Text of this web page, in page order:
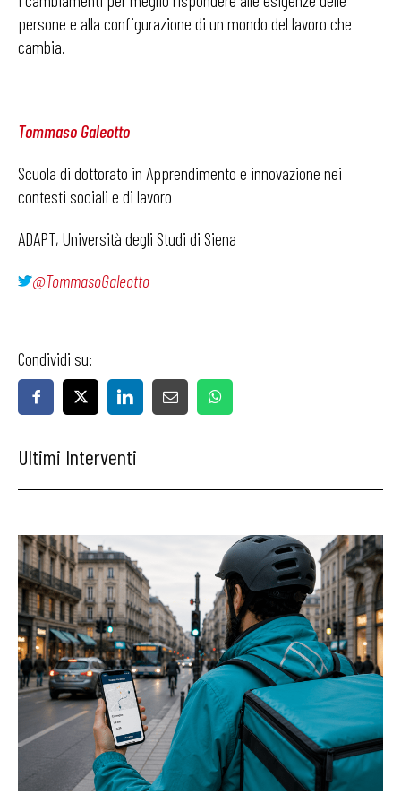
persone e alla configurazione di un mondo del lavoro che
cambia.
Tommaso Galeotto
Scuola di dottorato in Apprendimento e innovazione nei
contesti sociali e di lavoro
ADAPT, Università degli Studi di Siena
@TommasoGaleotto
Condividi su:
Ultimi Interventi